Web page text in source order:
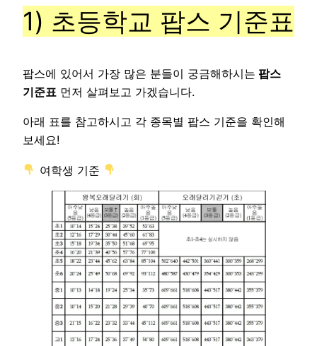
1) 초등학교 팝스 기준표
팝스에 있어서 가장 많은 분들이 궁금해하시는 팝스
기준표 먼저 살펴보고 가겠습니다.
아래 표를 참고하시고 각 종목별 팝스 기준을 확인해
보세요!
여학생 기준